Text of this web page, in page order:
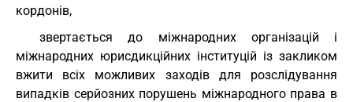
кордонів,
звертається до міжнародних організацій і
міжнародних юрисдикційних інституцій із закликом
вжити всіх можливих заходів для розслідування
випадків серйозних порушень міжнародного права в